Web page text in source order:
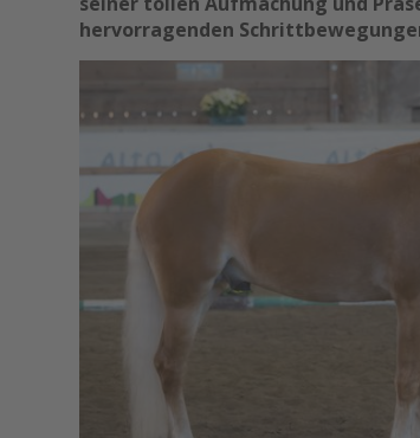
hervorragenden